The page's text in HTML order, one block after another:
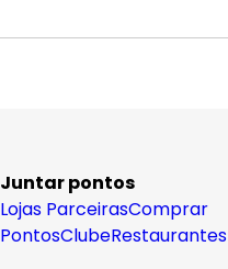
Juntar pontos
Lojas ParceirasComprar
PontosClubeRestaurantes